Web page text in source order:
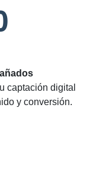
captación digital
y conversión.